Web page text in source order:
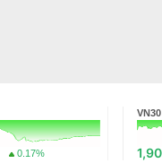
0.17%
VN30